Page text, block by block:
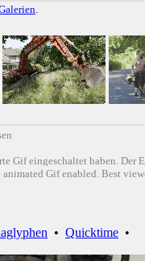
.
Gif eingeschaltet haben. Der
animated Gif enabled. Best
• Quicktime •